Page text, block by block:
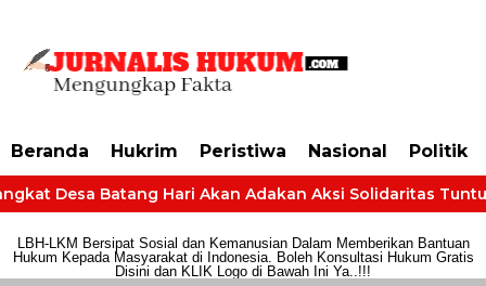
Beranda Hukrim Peristiwa Nasional Politik
Desa Batang Hari Akan Adakan Aksi Solidaritas Tuntut
LBH-LKM Bersipat Sosial dan Kemanusian Dalam Memberikan Bantuan
Hukum Kepada Masyarakat di Indonesia. Boleh Konsultasi Hukum Gratis
Disini dan KLIK Logo di Bawah Ini Ya..!!!